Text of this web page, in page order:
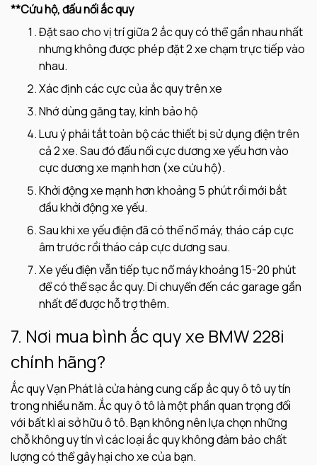
**Cứu hộ, đấu nối ắc quy
Đặt sao cho vị trí giữa 2 ắc quy có thể gần nhau nhất
nhưng không được phép đặt 2 xe chạm trực tiếp vào
nhau.
Xác định các cực của ắc quy trên xe
Nhớ dùng găng tay, kính bảo hộ
Lưu ý phải tắt toàn bộ các thiết bị sử dụng điện trên
cả 2 xe. Sau đó đấu nối cực dương xe yếu hơn vào
cực dương xe mạnh hơn (xe cứu hộ).
Khởi động xe mạnh hơn khoảng 5 phút rồi mới bắt
đầu khởi động xe yếu.
Sau khi xe yếu điện đã có thể nổ máy, tháo cáp cực
âm trước rồi tháo cáp cực dương sau.
Xe yếu điện vẫn tiếp tục nổ máy khoảng 15-20 phút
để có thể sạc ắc quy. Di chuyển đến các garage gần
nhất để được hỗ trợ thêm.
7. Nơi mua bình ắc quy xe BMW 228i
chính hãng?
Ắc quy Vạn Phát là cửa hàng cung cấp ắc quy ô tô uy tín
trong nhiều năm. Ắc quy ô tô là một phần quan trọng đối
với bất kì ai sở hữu ô tô. Bạn không nên lựa chọn những
chỗ không uy tín vì các loại ắc quy không đảm bảo chất
lượng có thể gây hại cho xe của bạn.